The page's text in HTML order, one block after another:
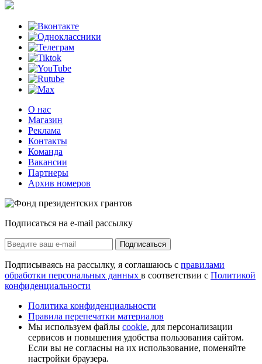
О нас
Магазин
Реклама
Контакты
Команда
Вакансии
Партнеры
Архив номеров
Подписаться на e-mail рассылку
Подписаться
Подписываясь на рассылку, я соглашаюсь с правилами
обработки персональных данных в соответствии с Политикой
конфиденциальности
Политика конфиденциальности
Правила перепечатки материалов
Мы используем файлы cookie, для персонализации
сервисов и повышения удобства пользования сайтом.
Если вы не согласны на их использование, поменяйте
настройки браузера.